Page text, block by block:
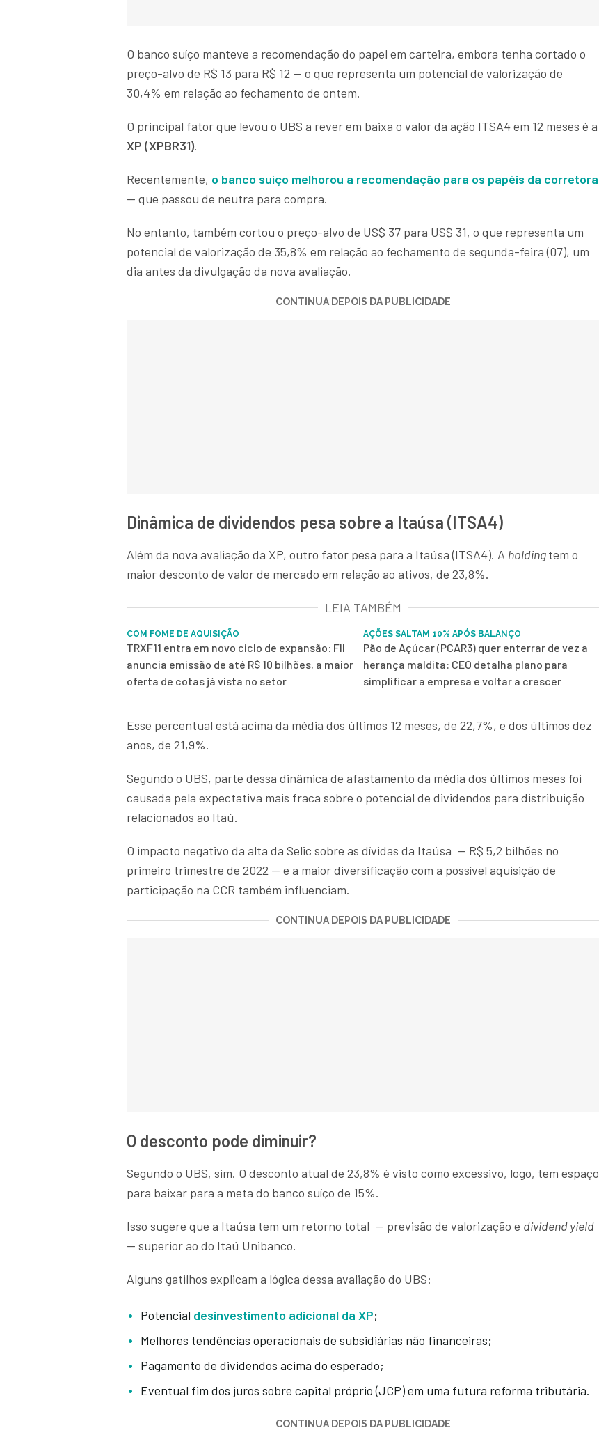
O banco suíço manteve a recomendação do papel em carteira, embora tenha cortado o
preço-alvo de R$ 13 para R$ 12 — o que representa um potencial de valorização de
30,4% em relação ao fechamento de ontem.
O principal fator que levou o UBS a rever em baixa o valor da ação ITSA4 em 12 meses é a
XP (XPBR31).
Recentemente, o banco suíço melhorou a recomendação para os papéis da corretora
— que passou de neutra para compra.
No entanto, também cortou o preço-alvo de US$ 37 para US$ 31, o que representa um
potencial de valorização de 35,8% em relação ao fechamento de segunda-feira (07), um
dia antes da divulgação da nova avaliação.
CONTINUA DEPOIS DA PUBLICIDADE
Dinâmica de dividendos pesa sobre a Itaúsa (ITSA4)
Além da nova avaliação da XP, outro fator pesa para a Itaúsa (ITSA4). A holdingtem o
maior desconto de valor de mercado em relação ao ativos, de 23,8%.
LEIA TAMBÉM
COM FOME DE AQUISIÇÃO
TRXF11 entra em novo ciclo de expansão: FII
anuncia emissão de até R$ 10 bilhões, a maior
oferta de cotas já vista no setor
AÇÕES SALTAM 10% APÓS BALANÇO
Pão de Açúcar (PCAR3) quer enterrar de vez a
herança maldita: CEO detalha plano para
simplificar a empresa e voltar a crescer
Esse percentual está acima da média dos últimos 12 meses, de 22,7%, e dos últimos dez
anos, de 21,9%.
Segundo o UBS, parte dessa dinâmica de afastamento da média dos últimos meses foi
causada pela expectativa mais fraca sobre o potencial de dividendos para distribuição
relacionados ao Itaú.
O impacto negativo da alta da Selic sobre as dívidas da Itaúsa — R$ 5,2 bilhões no
primeiro trimestre de 2022 — e a maior diversificação com a possível aquisição de
participação na CCR também influenciam.
CONTINUA DEPOIS DA PUBLICIDADE
O desconto pode diminuir?
Segundo o UBS, sim. O desconto atual de 23,8% é visto como excessivo, logo, tem espaço
para baixar para a meta do banco suíço de 15%.
Isso sugere que a Itaúsa tem um retorno total — previsão de valorização e dividend yield
— superior ao do Itaú Unibanco.
Alguns gatilhos explicam a lógica dessa avaliação do UBS:
Potencial desinvestimento adicional da XP;
Melhores tendências operacionais de subsidiárias não financeiras;
Pagamento de dividendos acima do esperado;
Eventual fim dos juros sobre capital próprio (JCP) em uma futura reforma tributária.
CONTINUA DEPOIS DA PUBLICIDADE